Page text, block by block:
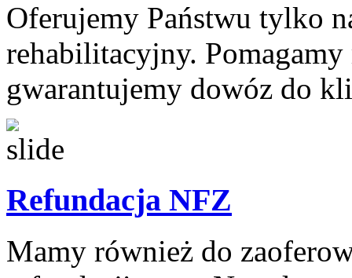
Oferujemy Państwu tylko
rehabilitacyjny.
gwarantujemy dowóz do
Refundacja NFZ
Mamy również do